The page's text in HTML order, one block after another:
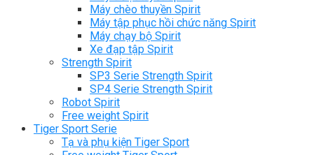
Máy chèo thuyền Spirit
Máy tập phục hồi chức năng Spirit
Máy chạy bộ Spirit
Xe đạp tập Spirit
Strength Spirit
SP3 Serie Strength Spirit
SP4 Serie Strength Spirit
Robot Spirit
Free weight Spirit
Tiger Sport Serie
Tạ và phụ kiện Tiger Sport